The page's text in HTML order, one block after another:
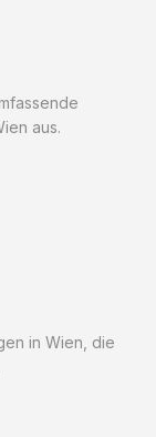
aus.
in Wien, die